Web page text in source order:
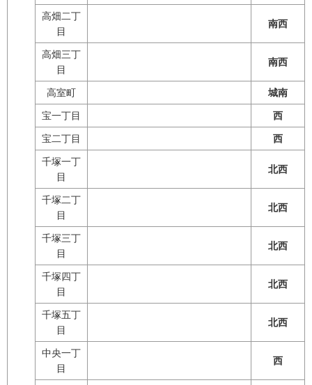
高畑二丁
目
南西
高畑三丁
目
南西
高室町 城南
宝一丁目 西
宝二丁目 西
千塚一丁
目
北西
千塚二丁
目
北西
千塚三丁
目
北西
千塚四丁
目
北西
千塚五丁
目
北西
中央一丁
目
西